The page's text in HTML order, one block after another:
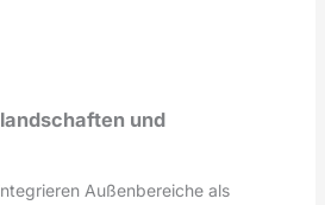
und
Außenbereiche als